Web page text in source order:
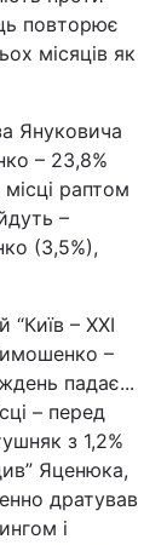
повторює
місяців як
Януковича
– 23,8%
раптом
–
(3,5%),
– ХХІ
–
падає...
– перед
з 1,2%
Яценюка,
дратував
і